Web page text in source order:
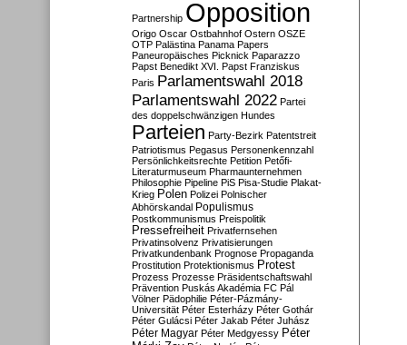
Partnership Opposition
Origo Oscar Ostbahnhof Ostern OSZE
OTP Palästina Panama Papers
Paneuropäisches Picknick Paparazzo
Papst Benedikt XVI. Papst Franziskus
Paris Parlamentswahl 2018
Parlamentswahl 2022 Partei
des doppelschwänzigen Hundes
Parteien Party-Bezirk Patentstreit
Patriotismus Pegasus Personenkennzahl
Persönlichkeitsrechte Petition Petőfi-
Literaturmuseum Pharmaunternehmen
Philosophie Pipeline PiS Pisa-Studie Plakat-
Krieg Polen Polizei Polnischer
Abhörskandal Populismus
Postkommunismus Preispolitik
Pressefreiheit Privatfernsehen
Privatinsolvenz Privatisierungen
Privatkundenbank Prognose Propaganda
Prostitution Protektionismus Protest
Prozess Prozesse Präsidentschaftswahl
Prävention Puskás Akadémia FC Pál
Völner Pädophilie Péter-Pázmány-
Universität Péter Esterházy Péter Gothár
Péter Gulácsi Péter Jakab Péter Juhász
Péter Magyar Péter Medgyessy Péter